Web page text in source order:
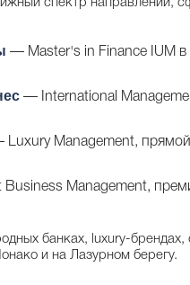
— Master's in Finance IUM в
— International
Luxury Management,
Management,
банках, luxury-брендах,
и на Лазурном берегу.